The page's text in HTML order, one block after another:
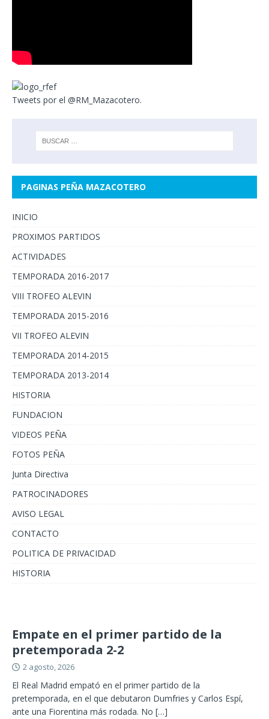
Tweets por el @RM_Mazacotero.
PAGINAS PEÑA MAZACOTERO
INICIO
PROXIMOS PARTIDOS
ACTIVIDADES
TEMPORADA 2016-2017
VIII TROFEO ALEVIN
TEMPORADA 2015-2016
VII TROFEO ALEVIN
TEMPORADA 2014-2015
TEMPORADA 2013-2014
HISTORIA
FUNDACION
VIDEOS PEÑA
FOTOS PEÑA
Junta Directiva
PATROCINADORES
AVISO LEGAL
CONTACTO
POLITICA DE PRIVACIDAD
HISTORIA
Empate en el primer partido de la
pretemporada 2-2
2 agosto, 2026
El Real Madrid empató en el primer partido de la
pretemporada, en el que debutaron Dumfries y Carlos Espí,
ante una Fiorentina más rodada. No […]